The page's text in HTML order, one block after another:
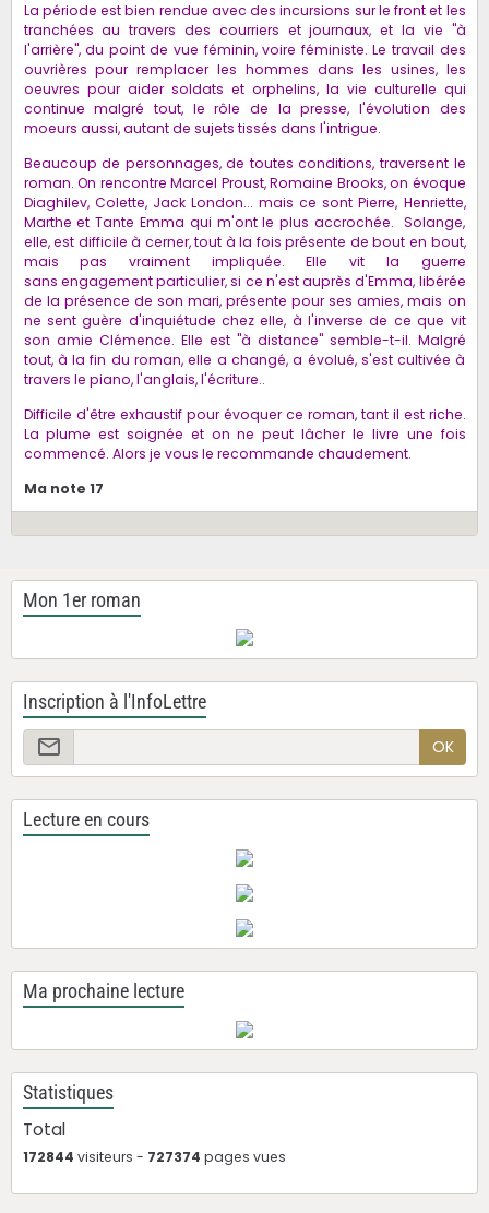
La période est bien rendue avec des incursions sur le front et les
tranchées au travers des courriers et journaux, et la vie "à
l'arrière", du point de vue féminin, voire féministe. Le travail des
ouvrières pour remplacer les hommes dans les usines, les
oeuvres pour aider soldats et orphelins, la vie culturelle qui
continue malgré tout, le rôle de la presse, l'évolution des
moeurs aussi, autant de sujets tissés dans l'intrigue.
Beaucoup de personnages, de toutes conditions, traversent le
roman. On rencontre Marcel Proust, Romaine Brooks, on évoque
Diaghilev, Colette, Jack London... mais ce sont Pierre, Henriette,
Marthe et Tante Emma qui m'ont le plus accrochée. Solange,
elle, est difficile à cerner, tout à la fois présente de bout en bout,
mais pas vraiment impliquée. Elle vit la guerre
sans engagement particulier, si ce n'est auprès d'Emma, libérée
de la présence de son mari, présente pour ses amies, mais on
ne sent guère d'inquiétude chez elle, à l'inverse de ce que vit
son amie Clémence. Elle est "à distance" semble-t-il. Malgré
tout, à la fin du roman, elle a changé, a évolué, s'est cultivée à
travers le piano, l'anglais, l'écriture..
Difficile d'être exhaustif pour évoquer ce roman, tant il est riche.
La plume est soignée et on ne peut lâcher le livre une fois
commencé. Alors je vous le recommande chaudement.
Ma note 17
Mon 1er roman
Inscription à l'InfoLettre
OK
Lecture en cours
Ma prochaine lecture
Statistiques
Total
172844 visiteurs - 727374 pages vues